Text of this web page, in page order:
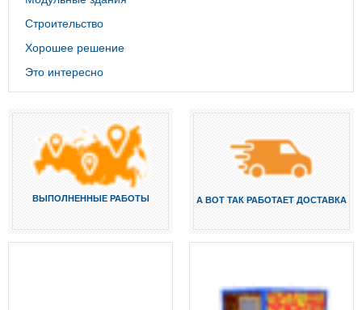
Строительство
Хорошее решение
Это интересно
ВЫПОЛНЕННЫЕ РАБОТЫ А ВОТ ТАК РАБОТАЕТ ДОСТАВКА